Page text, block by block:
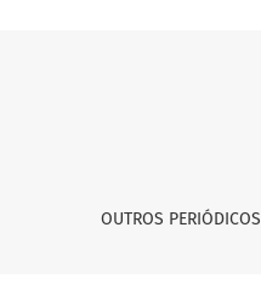
OUTROS PERIÓDICOS